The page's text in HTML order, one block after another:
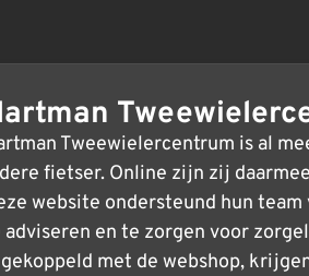
Tweewielercentrum is al
fietser. Online zijn zij
website ondersteund hun
adviseren en te zorgen voor
met de webshop,